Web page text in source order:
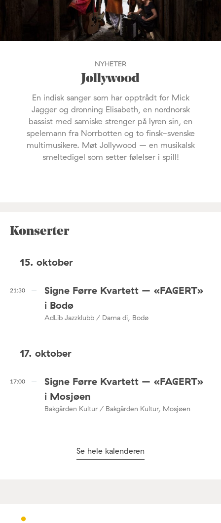
NYHETER
Jollywood
En indisk sanger som har opptrådt for Mick
Jagger og dronning Elisabeth, en nordnorsk
bassist med samiske strenger på lyren sin, en
spelemann fra Norrbotten og to finsk-svenske
multimusikere. Møt Jollywood – en musikalsk
smeltedigel som setter følelser i spill!
Konserter
15. oktober
21:30
Signe Førre Kvartett – «FAGERT»
i Bodø
AdLib Jazzklubb / Dama di, Bodø
17. oktober
17:00
Signe Førre Kvartett – «FAGERT»
i Mosjøen
Bakgården Kultur / Bakgården Kultur, Mosjøen
Se hele kalenderen